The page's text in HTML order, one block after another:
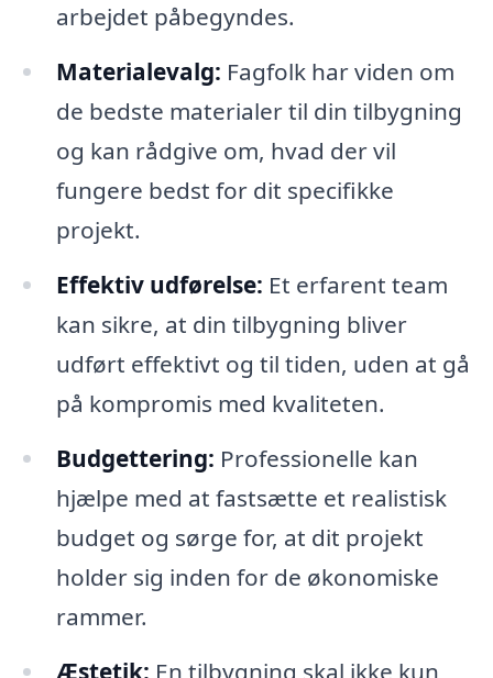
arbejdet påbegyndes.
Materialevalg: Fagfolk har viden om
de bedste materialer til din tilbygning
og kan rådgive om, hvad der vil
fungere bedst for dit specifikke
projekt.
Effektiv udførelse: Et erfarent team
kan sikre, at din tilbygning bliver
udført effektivt og til tiden, uden at gå
på kompromis med kvaliteten.
Budgettering: Professionelle kan
hjælpe med at fastsætte et realistisk
budget og sørge for, at dit projekt
holder sig inden for de økonomiske
rammer.
Æstetik: En tilbygning skal ikke kun